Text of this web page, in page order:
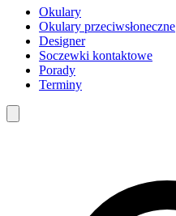
Okulary
Okulary przeciwsłoneczne
Designer
Soczewki kontaktowe
Porady
Terminy